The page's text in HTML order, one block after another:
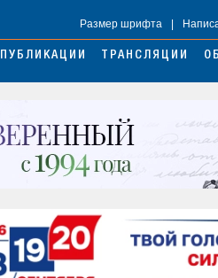
Размер шрифта
ПУБЛИКАЦИИ ТРАНСЛЯЦИИ